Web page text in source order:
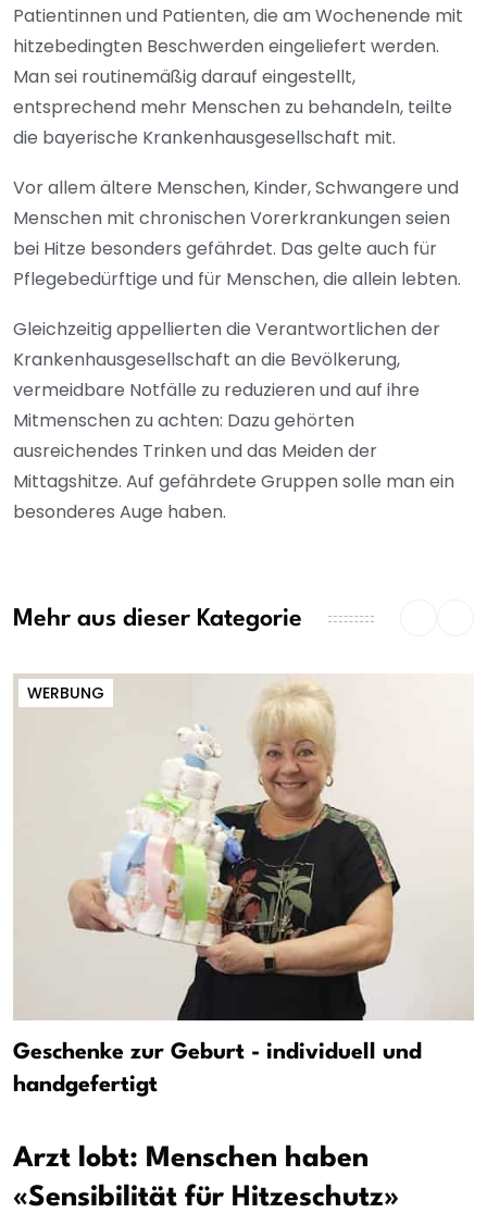
Patientinnen und Patienten, die am Wochenende mit
hitzebedingten Beschwerden eingeliefert werden.
Man sei routinemäßig darauf eingestellt,
entsprechend mehr Menschen zu behandeln, teilte
die bayerische Krankenhausgesellschaft mit.
Vor allem ältere Menschen, Kinder, Schwangere und
Menschen mit chronischen Vorerkrankungen seien
bei Hitze besonders gefährdet. Das gelte auch für
Pflegebedürftige und für Menschen, die allein lebten.
Gleichzeitig appellierten die Verantwortlichen der
Krankenhausgesellschaft an die Bevölkerung,
vermeidbare Notfälle zu reduzieren und auf ihre
Mitmenschen zu achten: Dazu gehörten
ausreichendes Trinken und das Meiden der
Mittagshitze. Auf gefährdete Gruppen solle man ein
besonderes Auge haben.
Mehr aus dieser Kategorie
WERBUNG
Geschenke zur Geburt - individuell und
handgefertigt
Arzt lobt: Menschen haben
«Sensibilität für Hitzeschutz»